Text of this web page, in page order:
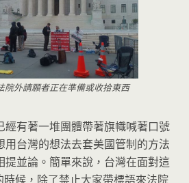
院外請願者正在準備或收拾東西
經有著一堆團體帶著旗幟喊著口號
用台灣的想法去套美國管制的方法
提並論。簡單來說，台灣在面對這
候，除了禁止大家帶標語來法院